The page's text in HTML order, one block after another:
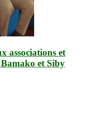
associations et
et Siby